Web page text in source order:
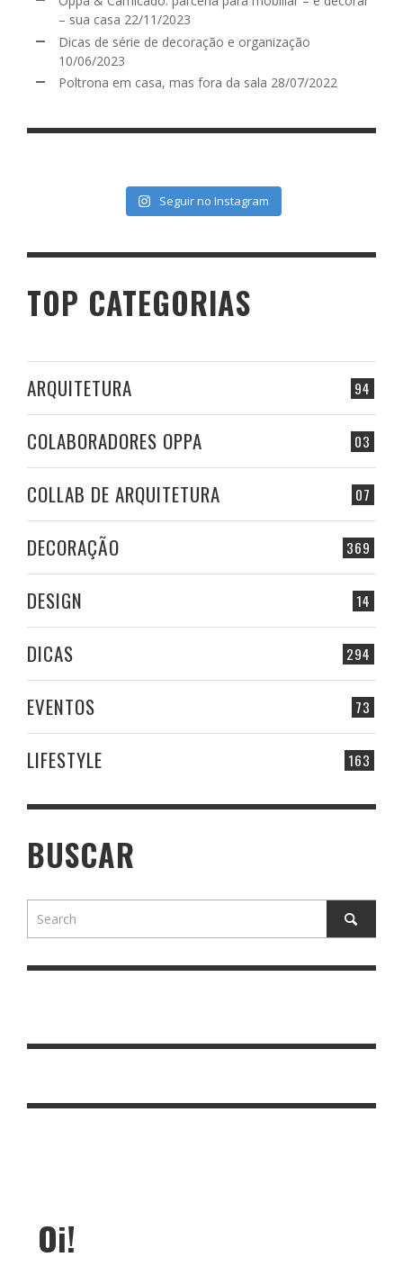
– sua casa 22/11/2023
Dicas de série de decoração e organização
10/06/2023
Poltrona em casa, mas fora da sala 28/07/2022
Seguir no Instagram
TOP CATEGORIAS
94
ARQUITETURA
03
COLABORADORES OPPA
07
COLLAB DE ARQUITETURA
369
DECORAÇÃO
14
DESIGN
294
DICAS
73
EVENTOS
163
LIFESTYLE
BUSCAR
Oi!